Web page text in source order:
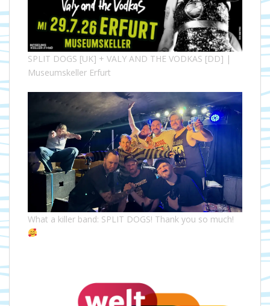
SPLIT DOGS [UK] + VALY AND THE VODKAS [DD] |
Museumskeller Erfurt
What a killer band: SPLIT DOGS! Thank you so much!